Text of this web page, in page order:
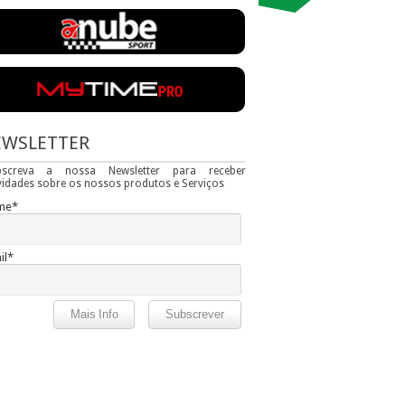
a nossa Newsletter para receber
sobre os nossos produtos e Serviços